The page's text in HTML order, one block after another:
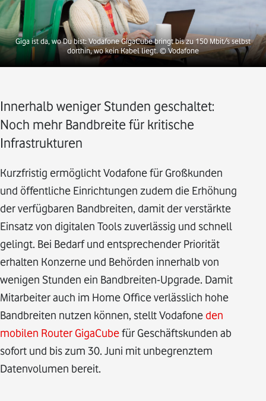
Giga ist da, wo Du bist: Vodafone GigaCube bringt bis zu 150 Mbit/s selbst
dorthin, wo kein Kabel liegt. © Vodafone
Innerhalb weniger Stunden geschaltet:
Noch mehr Bandbreite für kritische
Infrastrukturen
Kurzfristig ermöglicht Vodafone für Großkunden
und öffentliche Einrichtungen zudem die Erhöhung
der verfügbaren Bandbreiten, damit der verstärkte
Einsatz von digitalen Tools zuverlässig und schnell
gelingt. Bei Bedarf und entsprechender Priorität
erhalten Konzerne und Behörden innerhalb von
wenigen Stunden ein Bandbreiten-Upgrade. Damit
Mitarbeiter auch im Home Office verlässlich hohe
Bandbreiten nutzen können, stellt Vodafone den
mobilen Router GigaCubefür Geschäftskunden ab
sofort und bis zum 30. Juni mit unbegrenztem
Datenvolumen bereit.